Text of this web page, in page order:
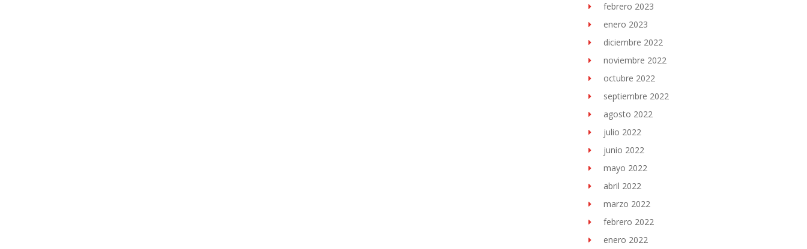
febrero 2023
enero 2023
diciembre 2022
noviembre 2022
octubre 2022
septiembre 2022
agosto 2022
julio 2022
junio 2022
mayo 2022
abril 2022
marzo 2022
febrero 2022
enero 2022